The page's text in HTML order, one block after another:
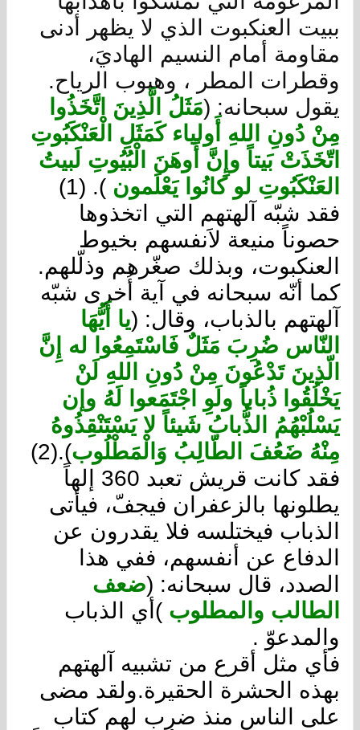
ببيت العنكبوت الذي لا يظهر أدنى
مقاومة أمام النسيم الهاديَ،
وقطرات المطر ، وهبوب الرياح.
يقول سبحانه: (مَثَلُ الَّذِينَ اتَّخَذُوا
مِنْ دُونِ اللهِ أَولياء كَمَثَلِ الْعَنْكَبُوتِ
اتّخَذَتْ بَيتاً وإِنَّ أَوهَنَ الْبُيُوتِ لَبيتُ
العَنْكَبُوتِ لو كانُوا يَعْلَمون ). (1)
فقد شبّه آلهتهم التي اتخذوها
حصوناً منيعة لاَنفسهم بخيوط
العنكبوت، وبذلك صغّرهم وذلّلهم.
كما أنّه سبحانه في آية أُخرى شبّه
آلهتهم بالذباب، وقال: (يا أَيُّهَا
النّاس ضُرِبَ مَثَلٌ فَاسْتَمِعُوا له إِنَّ
الّذِينَ تَدْعُونَ مِنْ دُونِ اللهِ لَنْ
يَخْلُقُوا ذُباباً ولَوِ اجْتَمَعوا لَهُ وإن
يَسْلُبْهُمُ الذُّبابُ شَيئاً لا يَسْتَنْقِذُوهُ
مِنْهُ ضَعُفَ الطّالِبُ وَالْمَطْلُوب).(2)
فقد كانت قريش تعبد 360 إلهاً
يطلونها بالزعفران فيجفّ، فيأتى
الذباب فيختلسه فلا يقدرون عن
الدفاع عن أنفسهم، ففي هذا
الصدد، قال سبحانه: (ضعف
الطالب والمطلوب )أي الذباب
والمدعوّ .
فأي مثل أقرع من تشبيه آلهتهم
بهذه الحشرة الحقيرة.ولقد مضى
على الناس منذ ضرب لهم كتاب